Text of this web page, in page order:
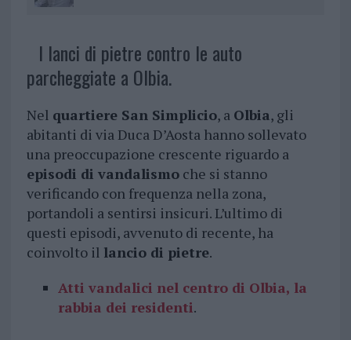
I lanci di pietre contro le auto
parcheggiate a Olbia.
Nel quartiere San Simplicio, a Olbia, gli
abitanti di via Duca D’Aosta hanno sollevato
una preoccupazione crescente riguardo a
episodi di vandalismoche si stanno
verificando con frequenza nella zona,
portandoli a sentirsi insicuri. L’ultimo di
questi episodi, avvenuto di recente, ha
coinvolto il lancio di pietre.
Atti vandalici nel centro di Olbia, la
rabbia dei residenti.